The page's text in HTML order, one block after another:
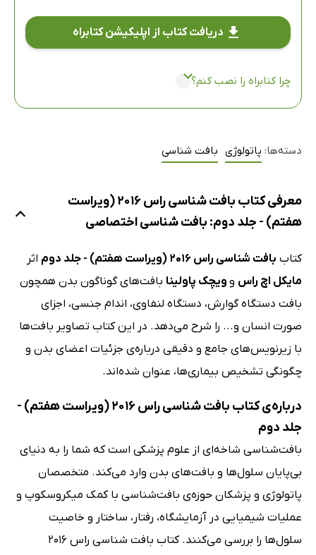
دریافت کتاب از اپلیکیشن کتابراه
چرا کتابراه را نصب کنم؟
دسته‌ها: پاتولوژی بافت شناسی
معرفی کتاب بافت شناسی راس 2016 (ویراست
هفتم) - جلد دوم: بافت شناسی اختصاصی
کتاب بافت شناسی راس 2016 (ویراست هفتم) - جلد دوم
اثر
مایکل اچ راس و ویچک پاولینا بافت‌های گوناگون بدن همچون
بافت دستگاه گوارش، دستگاه لنفاوی، اندام جنسی، اجزای
صورت انسان و... را شرح می‌دهد. در این کتاب تصاویر بافت‌ها
با زیرنویس‌های جامع و دقیقی درباره‌ی جزئیات اعضای بدن و
چگونگی تشخیص بیماری‌ها، عنوان شده‌اند.
درباره‌ی کتاب بافت شناسی راس 2016 (ویراست هفتم) -
جلد دوم
بافت‌شناسی شاخه‌ای از علوم پزشکی است که شما را به دنیای
بی‌پایان سلول‌ها و بافت‌های بدن وارد می‌کند. متخصصان
پاتولوژی و پزشکان حوزه‌ی بافت‌شناسی با کمک میکروسکوپ و
عملیات شیمیایی در آزمایشگاه، رفتار، ساختار و خاصیت
سلول‌ها را بررسی می‌کنند. کتاب بافت شناسی راس 2016